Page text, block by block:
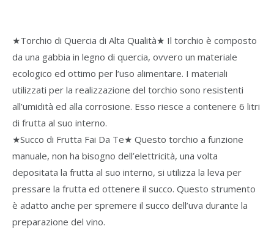
★Torchio di Quercia di Alta Qualità★ Il torchio è composto
da una gabbia in legno di quercia, ovvero un materiale
ecologico ed ottimo per l‘uso alimentare. I materiali
utilizzati per la realizzazione del torchio sono resistenti
all’umidità ed alla corrosione. Esso riesce a contenere 6 litri
di frutta al suo interno.
★Succo di Frutta Fai Da Te★ Questo torchio a funzione
manuale, non ha bisogno dell’elettricità, una volta
depositata la frutta al suo interno, si utilizza la leva per
pressare la frutta ed ottenere il succo. Questo strumento
è adatto anche per spremere il succo dell’uva durante la
preparazione del vino.